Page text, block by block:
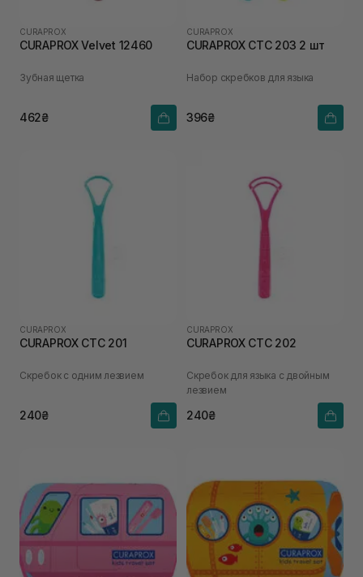
CURAPROX
CURAPROX Velvet 12460
Зубная щетка
462₴
CURAPROX
CURAPROX CTC 203 2 шт
Набор скребков для языка
396₴
CURAPROX
CURAPROX CTC 201
Скребок с одним лезвием
240₴
CURAPROX
CURAPROX CTC 202
Скребок для языка с двойным
лезвием
240₴